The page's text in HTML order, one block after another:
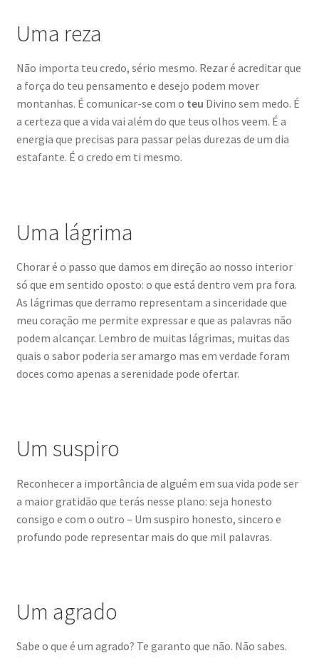
Uma reza
Não importa teu credo, sério mesmo. Rezar é acreditar que
a força do teu pensamento e desejo podem mover
montanhas. É comunicar-se com o teu Divino sem medo. É
a certeza que a vida vai além do que teus olhos veem. É a
energia que precisas para passar pelas durezas de um dia
estafante. É o credo em ti mesmo.
Uma lágrima
Chorar é o passo que damos em direção ao nosso interior
só que em sentido oposto: o que está dentro vem pra fora.
As lágrimas que derramo representam a sinceridade que
meu coração me permite expressar e que as palavras não
podem alcançar. Lembro de muitas lágrimas, muitas das
quais o sabor poderia ser amargo mas em verdade foram
doces como apenas a serenidade pode ofertar.
Um suspiro
Reconhecer a importância de alguém em sua vida pode ser
a maior gratidão que terás nesse plano: seja honesto
consigo e com o outro – Um suspiro honesto, sincero e
profundo pode representar mais do que mil palavras.
Um agrado
Sabe o que é um agrado? Te garanto que não. Não sabes.